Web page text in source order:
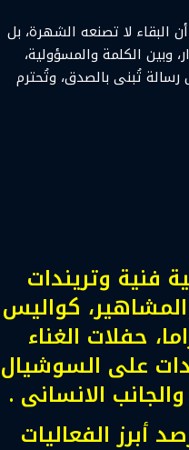
البقاء لا تصنعه الشهرة، بل
وبين الكلمة والمسؤولية،
تُبنى بالصدق، وتُحترم
فنية وتريندات
كواليس
حفلات الغناء
على السوشيال
الانسانى .
الفعاليات